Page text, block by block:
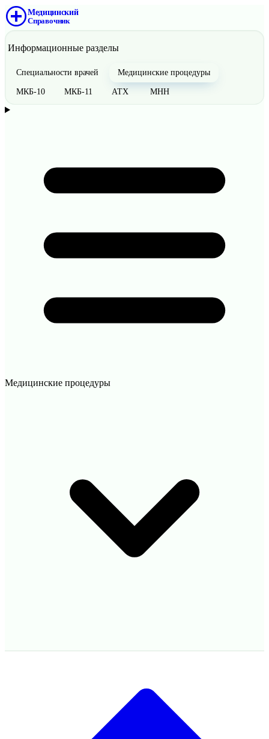
Медицинский
Справочник
Информационные разделы
Специальности врачей Медицинские процедуры
МКБ-10 МКБ-11 АТХ МНН
Медицинские процедуры